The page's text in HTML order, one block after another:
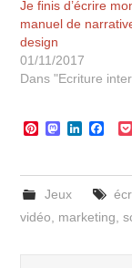
Je finis d’écrire
manuel de
design
01/11/2017
Dans "Ecriture
P
t
e
M
t
d
o
L
k
I
e
o
o
Jeux
vidéo
marketing ,